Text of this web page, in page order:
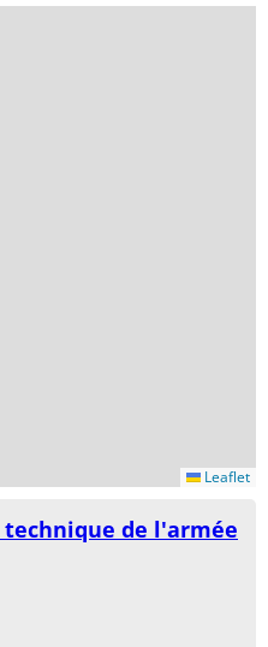
Leaflet
de l'armée